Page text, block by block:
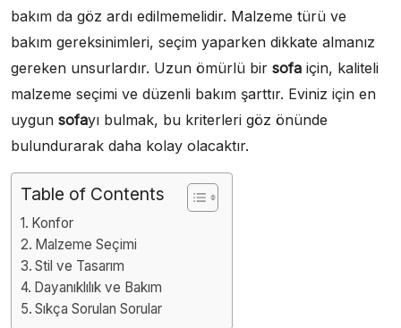
bakım da göz ardı edilmemelidir. Malzeme türü ve
bakım gereksinimleri, seçim yaparken dikkate almanız
gereken unsurlardır. Uzun ömürlü bir sofa için, kaliteli
malzeme seçimi ve düzenli bakım şarttır. Eviniz için en
uygun sofayı bulmak, bu kriterleri göz önünde
bulundurarak daha kolay olacaktır.
Table of Contents
Konfor
Malzeme Seçimi
Stil ve Tasarım
Dayanıklılık ve Bakım
Sıkça Sorulan Sorular